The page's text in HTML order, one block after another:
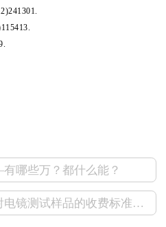
哪些万？都什么能？
下一篇：不同类型的透射电镜测试样品的收费标准有哪些？